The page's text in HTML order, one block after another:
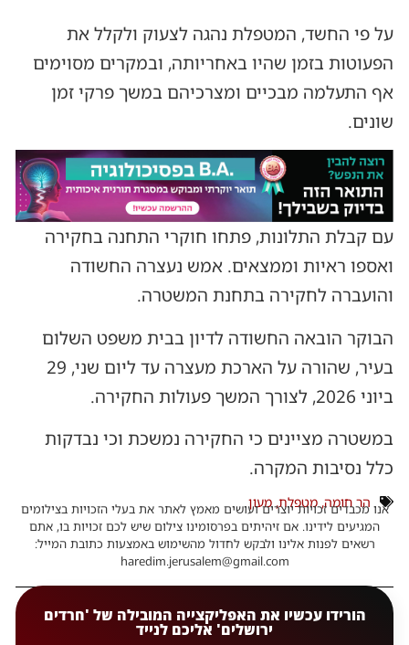
על פי החשד, המטפלת נהגה לצעוק ולקלל את
הפעוטות בזמן שהיו באחריותה, ובמקרים מסוימים
אף התעלמה מבכיים ומצרכיהם במשך פרקי זמן
שונים.
עם קבלת התלונות, פתחו חוקרי התחנה בחקירה
ואספו ראיות וממצאים. אמש נעצרה החשודה
והועברה לחקירה בתחנת המשטרה.
הבוקר הובאה החשודה לדיון בבית משפט השלום
בעיר, שהורה על הארכת מעצרה עד ליום שני, 29
ביוני 2026, לצורך המשך פעולות החקירה.
במשטרה מציינים כי החקירה נמשכת וכי נבדקות
כלל נסיבות המקרה.
הר חומה, מטפלת, מעון
אנו מכבדים זכויות יוצרים ועושים מאמץ לאתר את בעלי הזכויות בצילומים
המגיעים לידינו. אם זיהיתים בפרסומינו צילום שיש לכם זכויות בו, אתם
רשאים לפנות אלינו ולבקש לחדול מהשימוש באמצעות כתובת המייל:
haredim.jerusalem@gmail.com
הורידו עכשיו את האפליקצייה המובילה של 'חרדים
ירושלים' אליכם לנייד